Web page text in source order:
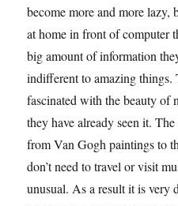
become more and more lazy,
at home in front of computer
big amount of information
indifferent to amazing things.
fascinated with the beauty of
they have already seen it.
from Van Gogh paintings to
don’t need to travel or visit
unusual. As a result it is very